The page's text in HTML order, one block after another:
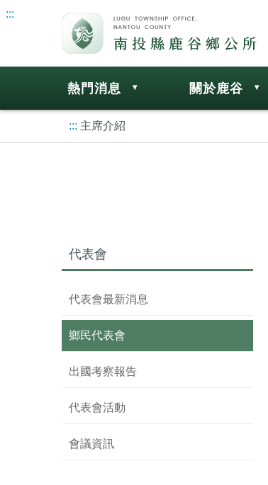
:::
熱門消息 關於鹿谷
::: 主席介紹
代表會
代表會最新消息
鄉民代表會
出國考察報告
代表會活動
會議資訊